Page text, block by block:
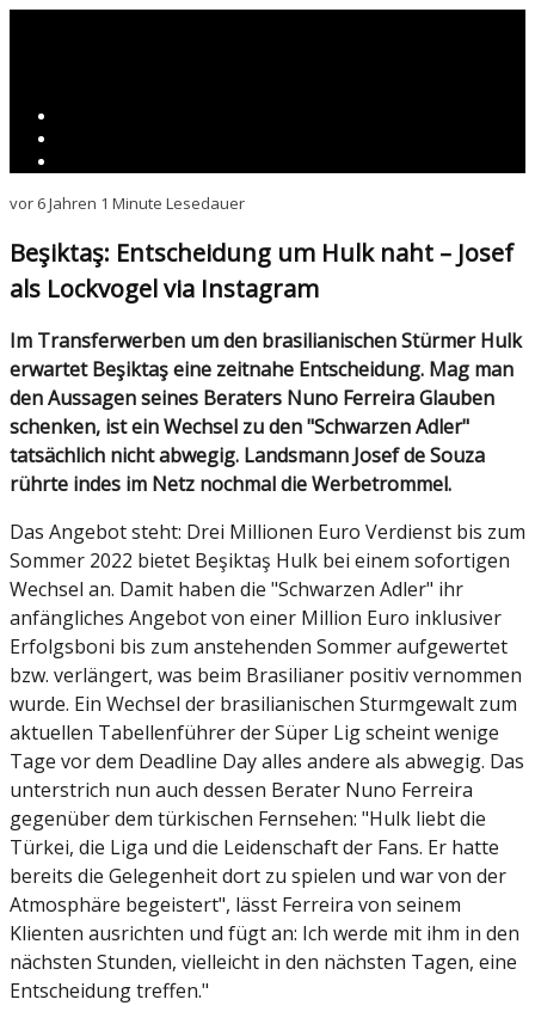
vor 6 Jahren 1 Minute Lesedauer
Beşiktaş: Entscheidung um Hulk naht – Josef
als Lockvogel via Instagram
Im Transferwerben um den brasilianischen Stürmer Hulk
erwartet Beşiktaş eine zeitnahe Entscheidung. Mag man
den Aussagen seines Beraters Nuno Ferreira Glauben
schenken, ist ein Wechsel zu den "Schwarzen Adler"
tatsächlich nicht abwegig. Landsmann Josef de Souza
rührte indes im Netz nochmal die Werbetrommel.
Das Angebot steht: Drei Millionen Euro Verdienst bis zum
Sommer 2022 bietet Beşiktaş Hulk bei einem sofortigen
Wechsel an. Damit haben die "Schwarzen Adler" ihr
anfängliches Angebot von einer Million Euro inklusiver
Erfolgsboni bis zum anstehenden Sommer aufgewertet
bzw. verlängert, was beim Brasilianer positiv vernommen
wurde. Ein Wechsel der brasilianischen Sturmgewalt zum
aktuellen Tabellenführer der Süper Lig scheint wenige
Tage vor dem Deadline Day alles andere als abwegig. Das
unterstrich nun auch dessen Berater Nuno Ferreira
gegenüber dem türkischen Fernsehen: "Hulk liebt die
Türkei, die Liga und die Leidenschaft der Fans. Er hatte
bereits die Gelegenheit dort zu spielen und war von der
Atmosphäre begeistert", lässt Ferreira von seinem
Klienten ausrichten und fügt an: Ich werde mit ihm in den
nächsten Stunden, vielleicht in den nächsten Tagen, eine
Entscheidung treffen."